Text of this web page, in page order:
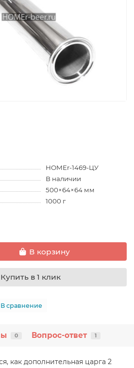
HOMEr-1469-ЦУ
В наличии
500×64×64 мм
1000 г
В корзину
Купить в 1 клик
В сравнение
0 Вопрос-ответ 1
как дополнительная царга 2